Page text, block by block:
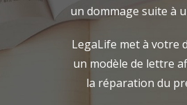
un dommage suite à
LegaLife met à votre
un modèle de lettre
la réparation du